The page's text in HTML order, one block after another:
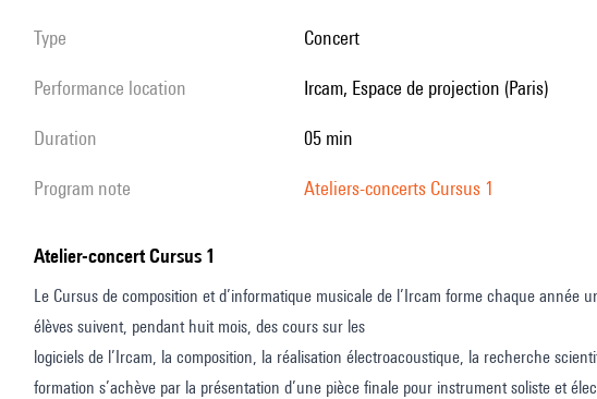
Type Concert
performance location Ircam, Espace de projection (Paris)
duration 05 min
program note Ateliers-concerts Cursus 1
Atelier-concert Cursus 1
Le Cursus de composition et d’informatique musicale de l’Ircam forme chaque année
élèves suivent, pendant huit mois, des cours sur les
logiciels de l’Ircam, la composition, la réalisation électroacoustique, la recherche
formation s’achève par la présentation d’une pièce finale pour instrument soliste et